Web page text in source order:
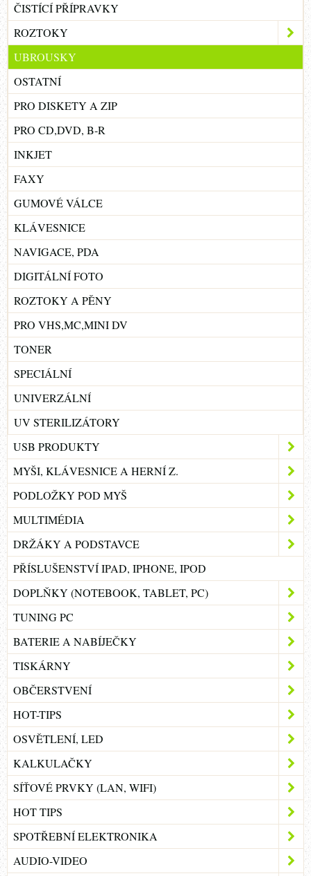
ČISTÍCÍ PŘÍPRAVKY
ROZTOKY
UBROUSKY
OSTATNÍ
PRO DISKETY A ZIP
PRO CD,DVD, B-R
INKJET
FAXY
GUMOVÉ VÁLCE
KLÁVESNICE
NAVIGACE, PDA
DIGITÁLNÍ FOTO
ROZTOKY A PĚNY
PRO VHS,MC,MINI DV
TONER
SPECIÁLNÍ
UNIVERZÁLNÍ
UV STERILIZÁTORY
USB PRODUKTY
MYŠI, KLÁVESNICE A HERNÍ Z.
PODLOŽKY POD MYŠ
MULTIMÉDIA
DRŽÁKY A PODSTAVCE
PŘÍSLUŠENSTVÍ IPAD, IPHONE, IPOD
DOPLŇKY (NOTEBOOK, TABLET, PC)
TUNING PC
BATERIE A NABÍJEČKY
TISKÁRNY
OBČERSTVENÍ
HOT-TIPS
OSVĚTLENÍ, LED
KALKULAČKY
SÍŤOVÉ PRVKY (LAN, WIFI)
HOT TIPS
SPOTŘEBNÍ ELEKTRONIKA
AUDIO-VIDEO